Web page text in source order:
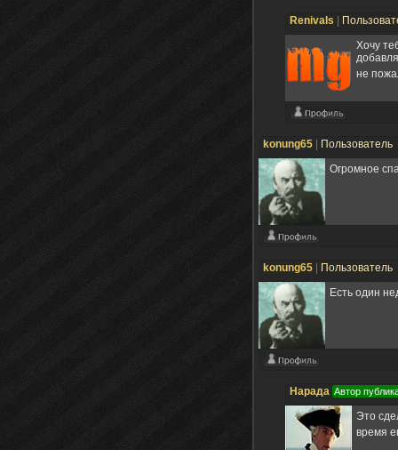
Renivals
Хочу
не
konung65 Пользователь
Огромное
konung65 Пользователь
Есть один
Нарада Автор
Это
время